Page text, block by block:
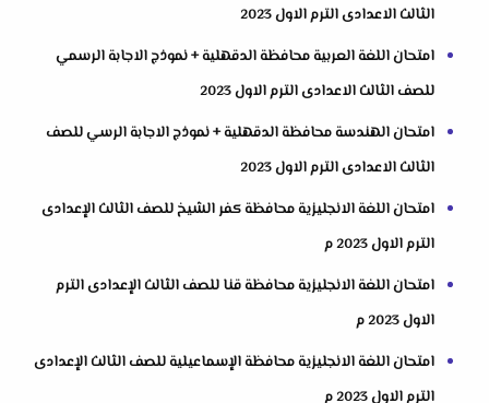
الثالث الاعدادى الترم الاول 2023
امتحان اللغة العربية محافظة الدقهلية + نموذج الاجابة الرسمي
للصف الثالث الاعدادى الترم الاول 2023
امتحان الهندسة محافظة الدقهلية + نموذج الاجابة الرسي للصف
الثالث الاعدادى الترم الاول 2023
امتحان اللغة الانجليزية محافظة كفر الشيخ للصف الثالث الإعدادى
الترم الاول 2023 م
امتحان اللغة الانجليزية محافظة قنا للصف الثالث الإعدادى الترم
الاول 2023 م
امتحان اللغة الانجليزية محافظة الإسماعيلية للصف الثالث الإعدادى
الترم الاول 2023 م